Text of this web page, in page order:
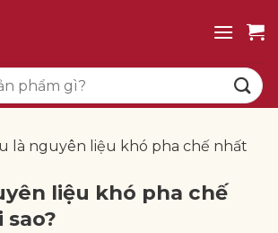
là nguyên liệu khó pha chế nhất
liệu khó pha chế